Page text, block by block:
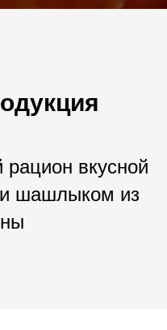
рацион вкусной
шашлыком из